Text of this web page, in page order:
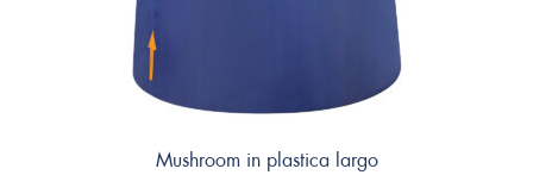
Mushroom in plastica largo